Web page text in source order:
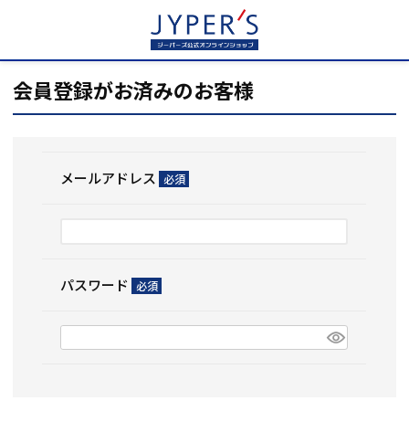
会員登録がお済みのお客様
メールアドレス
パスワード
須)